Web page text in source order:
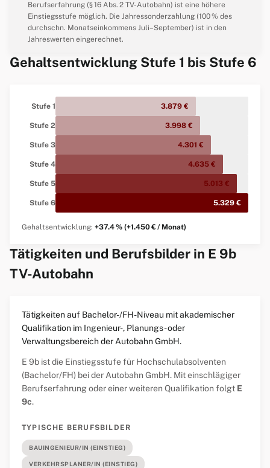
Berufserfahrung (§ 16 Abs. 2 TV-Autobahn) ist eine höhere
Einstiegsstufe möglich. Die Jahressonderzahlung (100 % des
durchschn. Monatseinkommens Juli–September) ist in den
Jahreswerten eingerechnet.
Gehaltsentwicklung Stufe 1 bis Stufe 6
Stufe 1 3.879 €
Stufe 2 3.998 €
Stufe 3 4.301 €
Stufe 4 4.635 €
Stufe 5 5.013 €
Stufe 6 5.329 €
Gehaltsentwicklung: +37.4 % (+1.450 € / Monat)
Tätigkeiten und Berufsbilder in E 9b
TV-Autobahn
Tätigkeiten auf Bachelor-/FH-Niveau mit akademischer
Qualifikation im Ingenieur-, Planungs- oder
Verwaltungsbereich der Autobahn GmbH.
E 9b ist die Einstiegsstufe für Hochschulabsolventen
(Bachelor/FH) bei der Autobahn GmbH. Mit einschlägiger
Berufserfahrung oder einer weiteren Qualifikation folgt E
9c.
TYPISCHE BERUFSBILDER
BAUINGENIEUR/IN (EINSTIEG)
VERKEHRSPLANER/IN (EINSTIEG)